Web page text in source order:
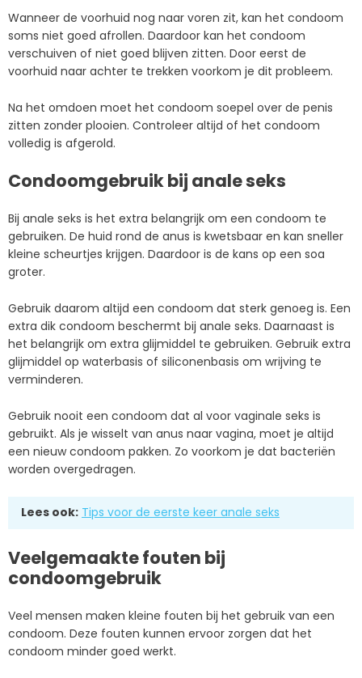
Wanneer de voorhuid nog naar voren zit, kan het condoom
soms niet goed afrollen. Daardoor kan het condoom
verschuiven of niet goed blijven zitten. Door eerst de
voorhuid naar achter te trekken voorkom je dit probleem.
Na het omdoen moet het condoom soepel over de penis
zitten zonder plooien. Controleer altijd of het condoom
volledig is afgerold.
Condoomgebruik bij anale seks
Bij anale seks is het extra belangrijk om een condoom te
gebruiken. De huid rond de anus is kwetsbaar en kan sneller
kleine scheurtjes krijgen. Daardoor is de kans op een soa
groter.
Gebruik daarom altijd een condoom dat sterk genoeg is. Een
extra dik condoom beschermt bij anale seks. Daarnaast is
het belangrijk om extra glijmiddel te gebruiken. Gebruik extra
glijmiddel op waterbasis of siliconenbasis om wrijving te
verminderen.
Gebruik nooit een condoom dat al voor vaginale seks is
gebruikt. Als je wisselt van anus naar vagina, moet je altijd
een nieuw condoom pakken. Zo voorkom je dat bacteriën
worden overgedragen.
Lees ook: Tips voor de eerste keer anale seks
Veelgemaakte fouten bij
condoomgebruik
Veel mensen maken kleine fouten bij het gebruik van een
condoom. Deze fouten kunnen ervoor zorgen dat het
condoom minder goed werkt.